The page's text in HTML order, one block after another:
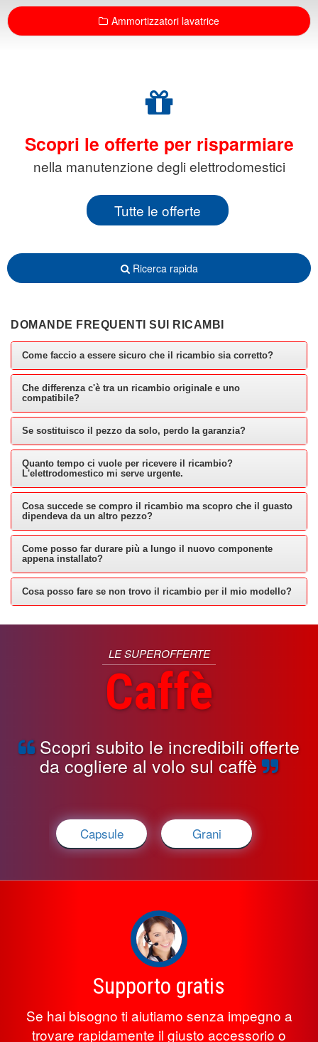
Ammortizzatori lavatrice
Scopri le offerte per risparmiare
nella manutenzione degli elettrodomestici
Tutte le offerte
Ricerca rapida
DOMANDE FREQUENTI SUI RICAMBI
Come faccio a essere sicuro che il ricambio sia corretto?
Che differenza c'è tra un ricambio originale e uno
compatibile?
Se sostituisco il pezzo da solo, perdo la garanzia?
Quanto tempo ci vuole per ricevere il ricambio?
L'elettrodomestico mi serve urgente.
Cosa succede se compro il ricambio ma scopro che il guasto
dipendeva da un altro pezzo?
Come posso far durare più a lungo il nuovo componente
appena installato?
Cosa posso fare se non trovo il ricambio per il mio modello?
LE SUPEROFFERTE
Caffè
Scopri subito le incredibili offerte
da cogliere al volo sul caffè
Capsule Grani
Supporto gratis
Se hai bisogno ti aiutiamo senza impegno a
trovare rapidamente il giusto accessorio o